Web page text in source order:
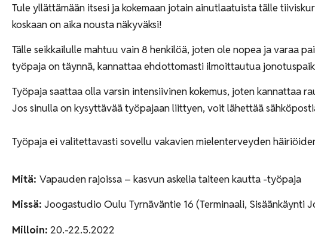
Tule yllättämään itsesi ja kokemaan jotain ainutlaatuista tälle
koskaan on aika nousta näkyväksi!
Tälle seikkailulle mahtuu vain 8 henkilöä, joten ole nopea ja varaa
työpaja on täynnä, kannattaa ehdottomasti ilmoittautua
Työpaja saattaa olla varsin intensiivinen kokemus, joten kannattaa
Jos sinulla on kysyttävää työpajaan liittyen, voit lähettää
Työpaja ei valitettavasti sovellu vakavien mielenterveyden
Mitä: Vapauden rajoissa – kasvun askelia taiteen kautta -työpaja
Missä: Joogastudio Oulu Tyrnäväntie 16 (Terminaali,
Milloin: 20.-22.5.2022